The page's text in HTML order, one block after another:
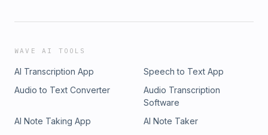
WAVE AI TOOLS
AI Transcription App
Speech to Text App
Audio to Text Converter
Audio Transcription
Software
AI Note Taking App
AI Note Taker